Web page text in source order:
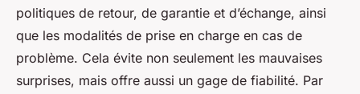
politiques de retour, de garantie et d’échange, ainsi
que les modalités de prise en charge en cas de
problème. Cela évite non seulement les mauvaises
surprises, mais offre aussi un gage de fiabilité. Par